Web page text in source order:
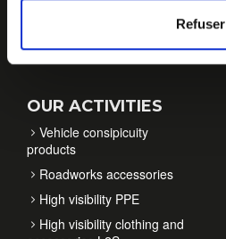
Refuser
OUR ACTIVITIES
Vehicle consipicuity
products
Roadworks accessories
High visibility PPE
High visibility clothing and